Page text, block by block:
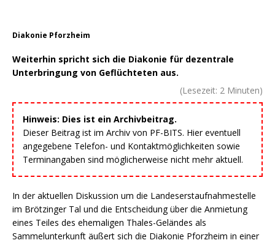
Diakonie Pforzheim
Weiterhin spricht sich die Diakonie für dezentrale
Unterbringung von Geflüchteten aus.
(Lesezeit: 2 Minuten)
Hinweis: Dies ist ein Archivbeitrag.
Dieser Beitrag ist im Archiv von PF-BITS. Hier eventuell
angegebene Telefon- und Kontaktmöglichkeiten sowie
Terminangaben sind möglicherweise nicht mehr aktuell.
In der aktuellen Diskussion um die Landeserstaufnahmestelle
im Brötzinger Tal und die Entscheidung über die Anmietung
eines Teiles des ehemaligen Thales-Geländes als
Sammelunterkunft äußert sich die Diakonie Pforzheim in einer